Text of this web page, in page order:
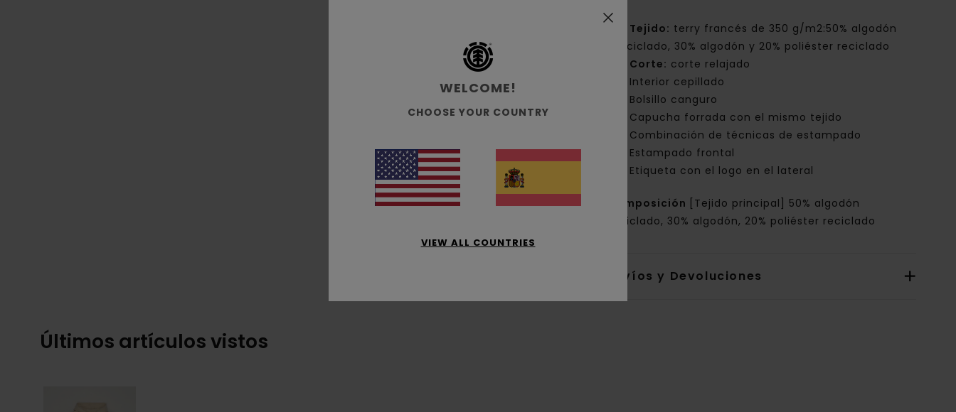
Tejido: terry francés de 350 g/m2:50% algodón
reciclado, 30% algodón y 20% poliéster reciclado
Corte: corte relajado
Interior cepillado
Bolsillo canguro
Capucha forrada con el mismo tejido
Combinación de técnicas de estampado
Estampado frontal
Etiqueta con el logo en el lateral
Composición
[Tejido principal] 50% algodón
reciclado, 30% algodón, 20% poliéster reciclado
Envíos y Devoluciones
Últimos artículos vistos
WELCOME!
CHOOSE YOUR COUNTRY
VIEW ALL COUNTRIES